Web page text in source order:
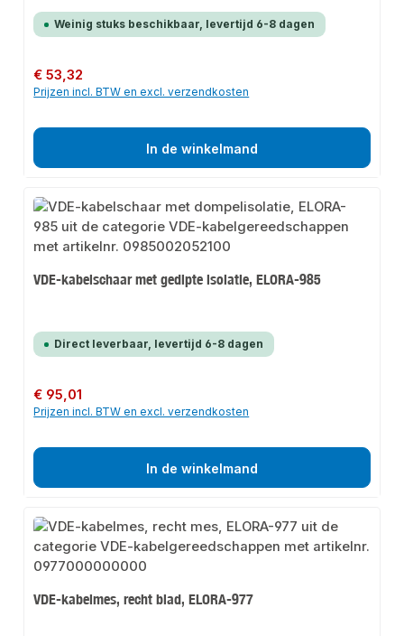
Weinig stuks beschikbaar, levertijd 6-8 dagen
Normale prijs:
€ 53,32
Prijzen incl. BTW en excl. verzendkosten
In de winkelmand
VDE-kabelschaar met gedipte isolatie, ELORA-985
Direct leverbaar, levertijd 6-8 dagen
Normale prijs:
€ 95,01
Prijzen incl. BTW en excl. verzendkosten
In de winkelmand
VDE-kabelmes, recht blad, ELORA-977